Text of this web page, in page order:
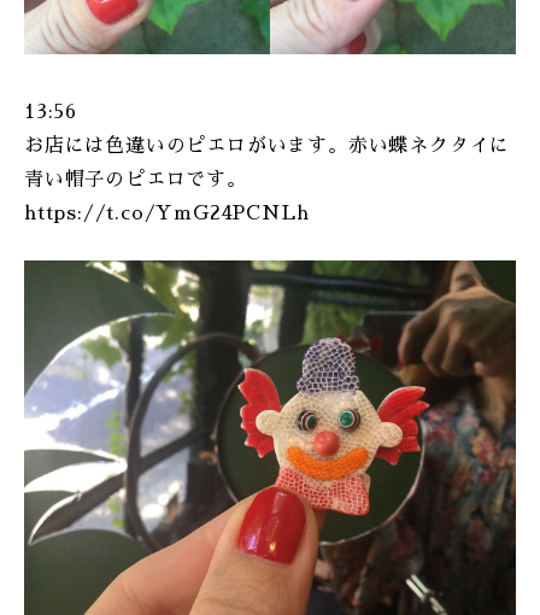
13:56
お店には色違いのピエロがいます。赤い蝶ネクタイに
青い帽子のピエロです。
https://t.co/YmG24PCNLh